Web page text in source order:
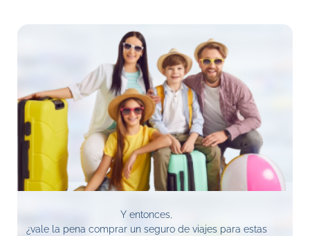
Y entonces,
¿vale la pena comprar un seguro de viajes para estas